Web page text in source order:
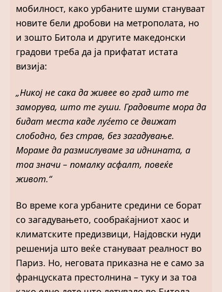
мобилност, како урбаните шуми стануваат
новите бели дробови на метрополата, но
и зошто Битола и другите македонски
градови треба да ја прифатат истата
визија:
„Никој не сака да живее во град што те
заморува, што те гуши. Градовите мора да
бидат места каде луѓето се движат
слободно, без страв, без загадување.
Мораме да размислуваме за иднината, а
тоа значи – помалку асфалт, повеќе
живот.“
Во време кога урбаните средини се борат
со загадувањето, сообраќајниот хаос и
климатските предизвици, Најдовски нуди
решенија што веќе стануваат реалност во
Париз. Но, неговата приказна не е само за
француската престолнина – туку и за тоа